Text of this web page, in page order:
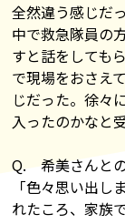
全然違う感じだ
中で救急隊員の
すと話をしても
で現場をおさえ
じだった。徐々
入ったのかなと
Q. 希美さんと
「色々思い出
れたころ、家族